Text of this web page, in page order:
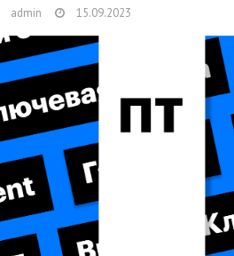
admin 15.09.2023